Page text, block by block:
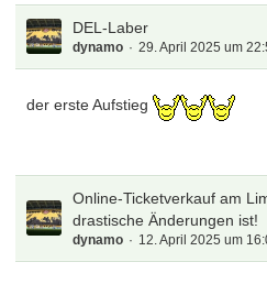
DEL-Laber
dynamo 29. April 2025 um
der erste Aufstieg
Online-Ticketverkauf am
drastische Änderungen ist!
dynamo 12. April 2025 um